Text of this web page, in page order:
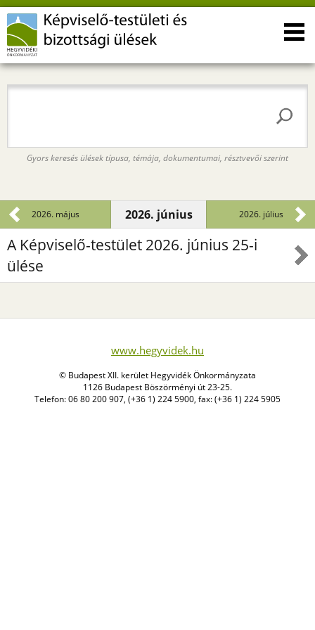
Gyors keresés ülések típusa, témája, dokumentumai, résztvevői szerint
2026. május 2026. június 2026. július
A Képviselő-testület 2026. június 25-i
ülése
www.hegyvidek.hu
© Budapest XII. kerület Hegyvidék Önkormányzata
1126 Budapest Böszörményi út 23-25.
Telefon: 06 80 200 907, (+36 1) 224 5900, fax: (+36 1) 224 5905